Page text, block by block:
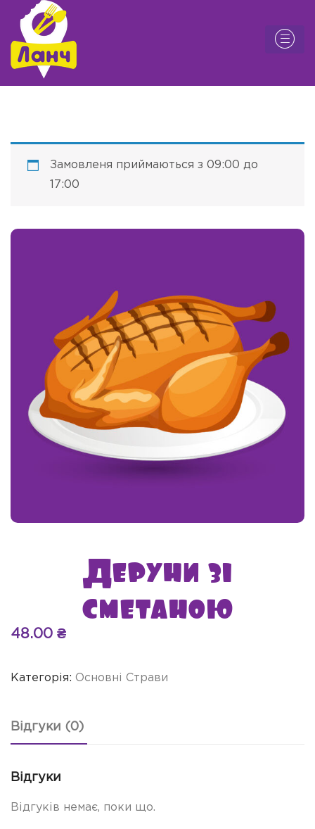
Замовленя приймаються з 09:00 до
17:00
Деруни зі
сметаною
48.00 ₴
Категорія: Основні Страви
Відгуки (0)
Відгуки
Відгуків немає, поки що.